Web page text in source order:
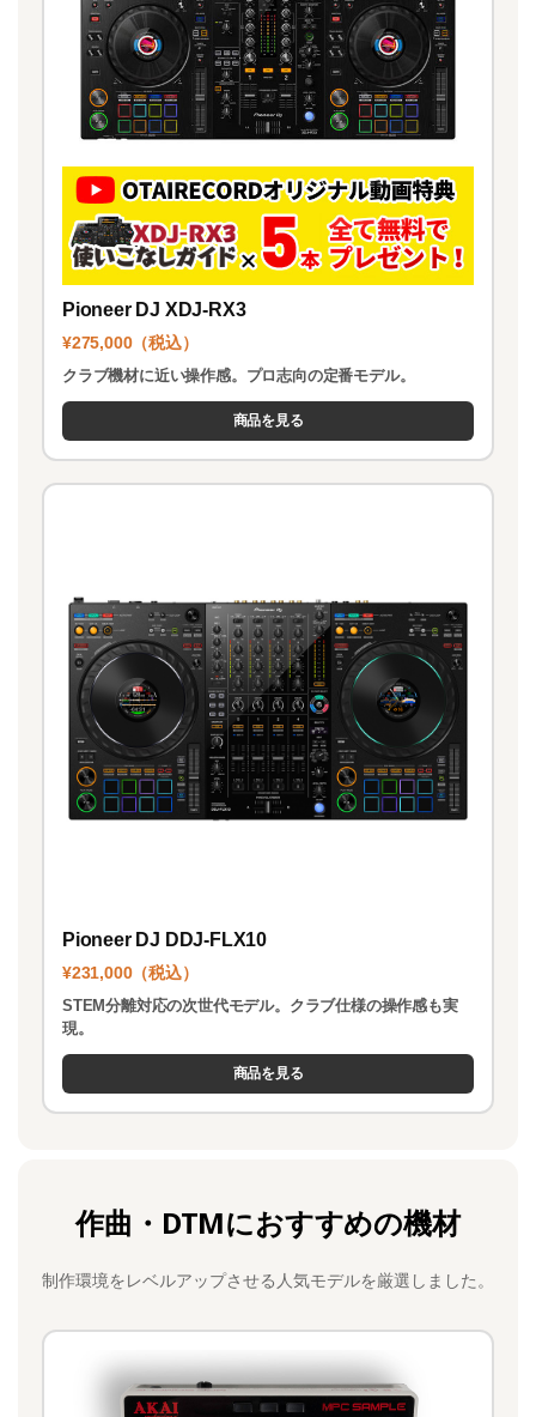
Pioneer DJ XDJ-RX3
¥275,000（税込）
クラブ機材に近い操作感。プロ志向の定番モデル。
商品を見る
Pioneer DJ DDJ-FLX10
¥231,000（税込）
STEM分離対応の次世代モデル。クラブ仕様の操作感も実
現。
商品を見る
作曲・DTMにおすすめの機材
制作環境をレベルアップさせる人気モデルを厳選しました。